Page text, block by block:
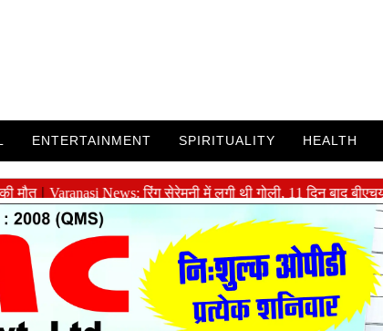
ENTERTAINMENT SPIRITUALITY HEALTH